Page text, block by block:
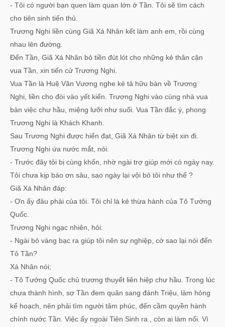
- Tôi có người bạn quen làm quan lớn ở Tần. Tôi sẽ tìm cách
cho tiên sinh tiến thủ.
Trương Nghi liền cùng Giã Xá Nhân kết làm anh em, rồi cùng
nhau lên đường.
Đến Tần, Giã Xá Nhân bỏ tiền đút lót cho những kẻ thân cận
vua Tần, xin tiến cử Trương Nghi.
Vua Tần là Huệ Văn Vương nghe kẻ tả hữu bàn về Trương
Nghi, liền cho đòi vào yết kiến. Trương Nghi vào cùng nhà vua
bàn việc chư hầu, miệng lưỡi như suối. Vua Tần đắc ý, phong
Trương Nghi là Khách Khanh.
Sau Trương Nghi được hiển đạt, Giã Xá Nhân từ biệt xin đi.
Trương Nghi ứa nước mắt, nói:
- Trước đây tôi bị cùng khốn, nhờ ngài trợ giúp mới có ngày nay.
Tôi chưa kịp báo ơn sâu, sao ngày lại vội bỏ tôi như thế ?
Giã Xá Nhân đáp:
- Ơn ấy đâu phải của tôi. Tôi chỉ là kẻ thừa hành của Tô Tướng
Quốc.
Trương Nghi ngạc nhiên, hỏi:
- Ngài bỏ vàng bạc ra giúp tôi nên sự nghiệp, cớ sao lại nói đến
Tô Tần?
Xá Nhân nói;
- Tô Tướng Quốc chủ trương thuyết liên hiệp chư hầu. Trong lúc
chưa thành hình, sợ Tần đem quân sang đánh Triệu, làm hỏng
kế hoạch, nên phải tìm người tâm phúc, đến cầm quyền hành
chính nước Tần. Việc ấy ngoài Tiên Sinh ra , còn ai làm nổi. Vì